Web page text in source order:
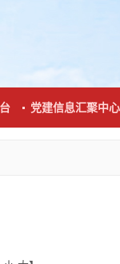
党建信息汇聚中心